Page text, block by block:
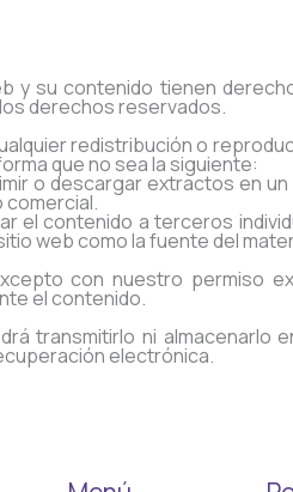
y su contenido tienen
derechos reservados.
redistribución o
que no sea la siguiente:
o descargar extractos en
comercial.
el contenido a terceros
web como la fuente del
con nuestro permiso
el contenido.
transmitirlo ni almacenarlo
electrónica.